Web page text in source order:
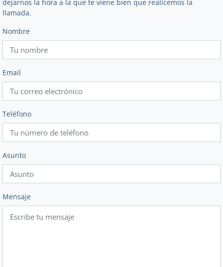
dejarnos la hora a la que te viene bien que realicemos la
llamada.
Nombre
Email
Teléfono
Asunto
Mensaje